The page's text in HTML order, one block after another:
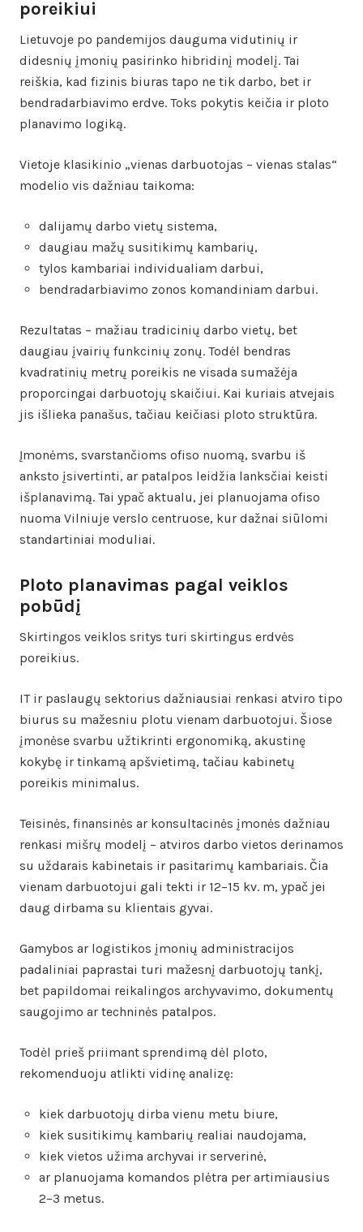
poreikiui
Lietuvoje po pandemijos dauguma vidutinių ir
didesnių įmonių pasirinko hibridinį modelį. Tai
reiškia, kad fizinis biuras tapo ne tik darbo, bet ir
bendradarbiavimo erdve. Toks pokytis keičia ir ploto
planavimo logiką.
Vietoje klasikinio „vienas darbuotojas – vienas stalas“
modelio vis dažniau taikoma:
dalijamų darbo vietų sistema,
daugiau mažų susitikimų kambarių,
tylos kambariai individualiam darbui,
bendradarbiavimo zonos komandiniam darbui.
Rezultatas – mažiau tradicinių darbo vietų, bet
daugiau įvairių funkcinių zonų. Todėl bendras
kvadratinių metrų poreikis ne visada sumažėja
proporcingai darbuotojų skaičiui. Kai kuriais atvejais
jis išlieka panašus, tačiau keičiasi ploto struktūra.
Įmonėms, svarstančioms ofiso nuomą, svarbu iš
anksto įsivertinti, ar patalpos leidžia lanksčiai keisti
išplanavimą. Tai ypač aktualu, jei planuojama ofiso
nuoma Vilniuje verslo centruose, kur dažnai siūlomi
standartiniai moduliai.
Ploto planavimas pagal veiklos
pobūdį
Skirtingos veiklos sritys turi skirtingus erdvės
poreikius.
IT ir paslaugų sektorius dažniausiai renkasi atviro tipo
biurus su mažesniu plotu vienam darbuotojui. Šiose
įmonėse svarbu užtikrinti ergonomiką, akustinę
kokybę ir tinkamą apšvietimą, tačiau kabinetų
poreikis minimalus.
Teisinės, finansinės ar konsultacinės įmonės dažniau
renkasi mišrų modelį – atviros darbo vietos derinamos
su uždarais kabinetais ir pasitarimų kambariais. Čia
vienam darbuotojui gali tekti ir 12–15 kv. m, ypač jei
daug dirbama su klientais gyvai.
Gamybos ar logistikos įmonių administracijos
padaliniai paprastai turi mažesnį darbuotojų tankį,
bet papildomai reikalingos archyvavimo, dokumentų
saugojimo ar techninės patalpos.
Todėl prieš priimant sprendimą dėl ploto,
rekomenduoju atlikti vidinę analizę:
kiek darbuotojų dirba vienu metu biure,
kiek susitikimų kambarių realiai naudojama,
kiek vietos užima archyvai ir serverinė,
ar planuojama komandos plėtra per artimiausius
2–3 metus.